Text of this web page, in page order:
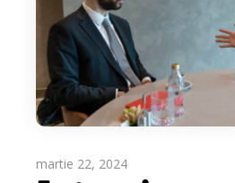
martie 22, 2024